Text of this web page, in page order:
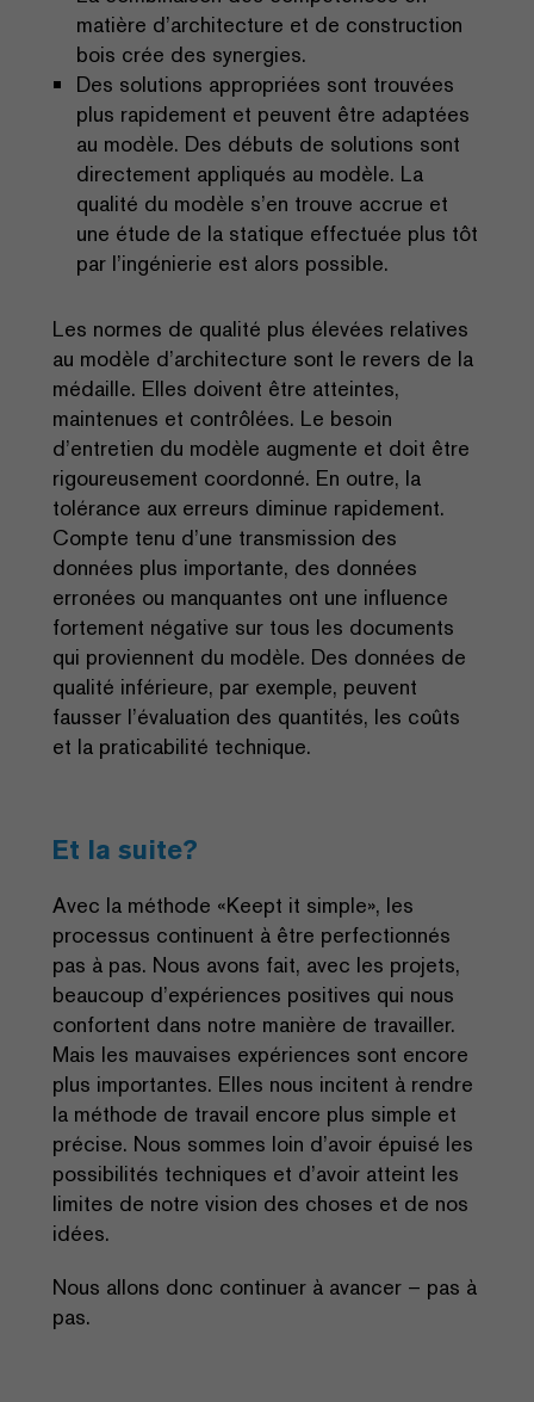
matière d’architecture et de construction
bois crée des synergies.
Des solutions appropriées sont trouvées
plus rapidement et peuvent être adaptées
au modèle. Des débuts de solutions sont
directement appliqués au modèle. La
qualité du modèle s’en trouve accrue et
une étude de la statique effectuée plus tôt
par l’ingénierie est alors possible.
Les normes de qualité plus élevées relatives
au modèle d’architecture sont le revers de la
médaille. Elles doivent être atteintes,
maintenues et contrôlées. Le besoin
d’entretien du modèle augmente et doit être
rigoureusement coordonné. En outre, la
tolérance aux erreurs diminue rapidement.
Compte tenu d’une transmission des
données plus importante, des données
erronées ou manquantes ont une influence
fortement négative sur tous les documents
qui proviennent du modèle. Des données de
qualité inférieure, par exemple, peuvent
fausser l’évaluation des quantités, les coûts
et la praticabilité technique.
Et la suite?
Avec la méthode «Keept it simple», les
processus continuent à être perfectionnés
pas à pas. Nous avons fait, avec les projets,
beaucoup d’expériences positives qui nous
confortent dans notre manière de travailler.
Mais les mauvaises expériences sont encore
plus importantes. Elles nous incitent à rendre
la méthode de travail encore plus simple et
précise. Nous sommes loin d’avoir épuisé les
possibilités techniques et d’avoir atteint les
limites de notre vision des choses et de nos
idées.
Nous allons donc continuer à avancer – pas à
pas.